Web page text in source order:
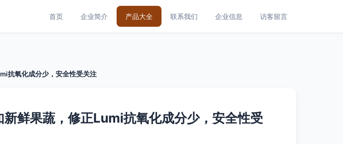
首页 企业简介 产品大全 联系我们 企业信息 访客留言
抗氧化成分少，安全性受关注
鲜果蔬，修正Lumi抗氧化成分少，安全性受